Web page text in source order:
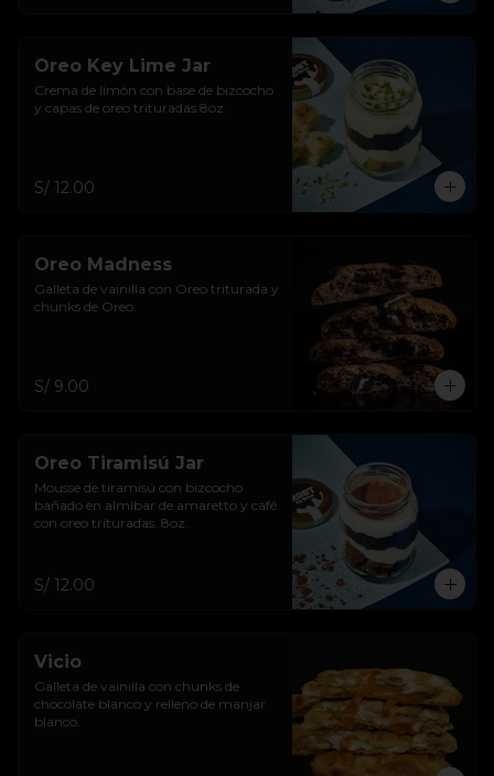
Oreo Key Lime Jar
Crema de limón con base de bizcocho
y capas de oreo trituradas.8oz.
S/ 12.00
Oreo Madness
Galleta de vainilla con Oreo triturada y
chunks de Oreo.
S/ 9.00
Oreo Tiramisú Jar
Mousse de tiramisú con bizcocho
bañado en almíbar de amaretto y café
con oreo trituradas. 8oz.
S/ 12.00
Vicio
Galleta de vainilla con chunks de
chocolate blanco y relleno de manjar
blanco.